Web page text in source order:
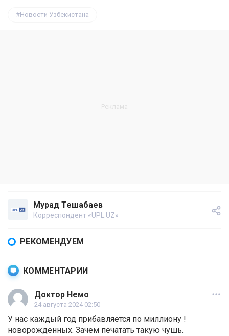
Новости Узбекистана
Мурад Тешабаев
Корреспондент «UPL.UZ»
РЕКОМЕНДУЕМ
КОММЕНТАРИИ
Доктор Немо
24 августа 2024 02:50
У нас каждый год прибавляется по миллиону !
новорожденных. Зачем печатать такую чушь.